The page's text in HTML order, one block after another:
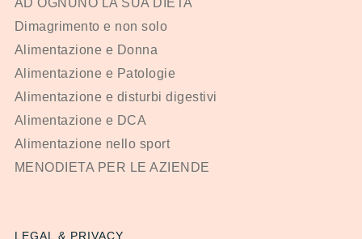
AD OGNUNO LA SUA DIETA
Dimagrimento e non solo
Alimentazione e Donna
Alimentazione e Patologie
Alimentazione e disturbi digestivi
Alimentazione e DCA
Alimentazione nello sport
MENODIETA PER LE AZIENDE
LEGAL & PRIVACY